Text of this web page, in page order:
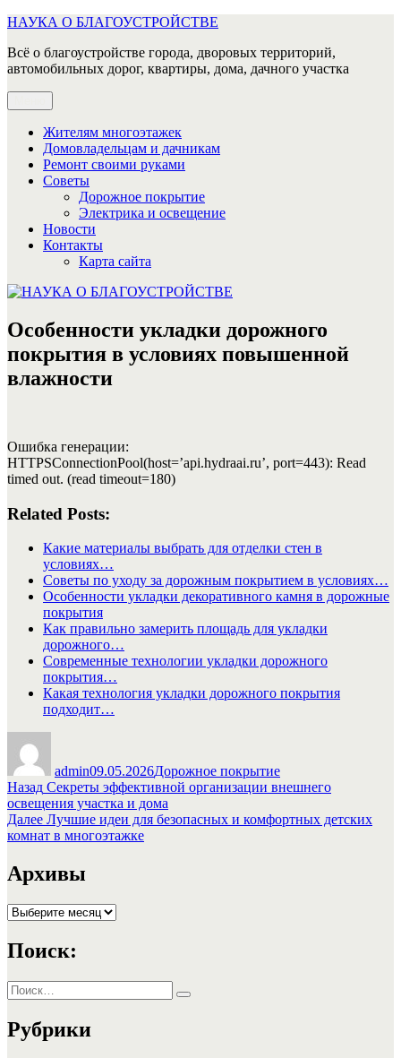
Перейти
содержимому
НАУКА О БЛАГОУСТРОЙСТВЕ
Всё о благоустройстве города, дворовых территорий,
автомобильных дорог, квартиры, дома, дачного участка
Жителям многоэтажек
Домовладельцам и дачникам
Ремонт своими руками
Советы
Дорожное покрытие
Электрика и освещение
Новости
Контакты
Карта сайта
Особенности укладки дорожного
покрытия в условиях повышенной
влажности
Ошибка генерации:
HTTPSConnectionPool(host=’api.hydraai.ru’, port=443): Read
timed out. (read timeout=180)
Related Posts:
Какие материалы выбрать для отделки стен в
условиях…
Советы по уходу за дорожным покрытием в условиях…
Особенности укладки декоративного камня в дорожные
покрытия
Как правильно замерить площадь для укладки
дорожного…
Современные технологии укладки дорожного
покрытия…
Какая технология укладки дорожного покрытия
подходит…
admin09.05.2026Дорожное покрытие
Навигация
по
записям
Назад Предыдущая
запись:
Секреты эффективной организации внешнего
освещения участка и дома
Далее Следующая
запись:
Лучшие идеи для безопасных и комфортных детских
комнат в многоэтажке
Архивы
Архивы
Поиск:
Искать:
Поиск
Рубрики